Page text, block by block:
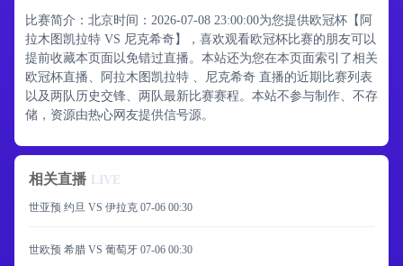
比赛简介：北京时间：2026-07-08 23:00:00为您提供欧冠杯【阿
拉木图凯拉特 VS 尼克希奇】，喜欢观看欧冠杯比赛的朋友可以
提前收藏本页面以免错过直播。本站还为您在本页面索引了相关
欧冠杯直播、阿拉木图凯拉特 、尼克希奇 直播的近期比赛列表
以及两队历史交锋、两队最新比赛赛程。本站不参与制作、不存
储，资源由热心网友提供信号源。
相关直播 LIVE
世亚预 约旦 VS 伊拉克 07-06 00:30
世欧预 希腊 VS 葡萄牙 07-06 00:30